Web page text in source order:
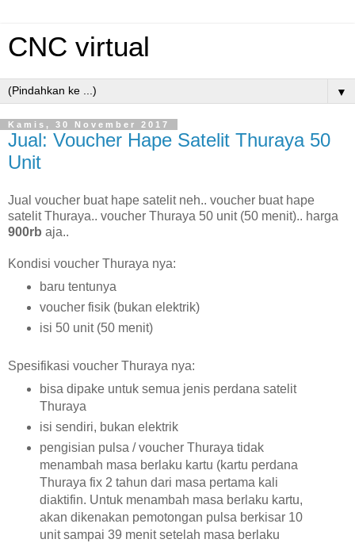
CNC virtual
▼
Kamis, 30 November 2017
Jual: Voucher Hape Satelit Thuraya 50
Unit
Jual voucher buat hape satelit neh.. voucher buat hape
satelit Thuraya.. voucher Thuraya 50 unit (50 menit).. harga
900rb aja..
Kondisi voucher Thuraya nya:
baru tentunya
voucher fisik (bukan elektrik)
isi 50 unit (50 menit)
Spesifikasi voucher Thuraya nya:
bisa dipake untuk semua jenis perdana satelit
Thuraya
isi sendiri, bukan elektrik
pengisian pulsa / voucher Thuraya tidak
menambah masa berlaku kartu (kartu perdana
Thuraya fix 2 tahun dari masa pertama kali
diaktifin. Untuk menambah masa berlaku kartu,
akan dikenakan pemotongan pulsa berkisar 10
unit sampai 39 menit setelah masa berlaku